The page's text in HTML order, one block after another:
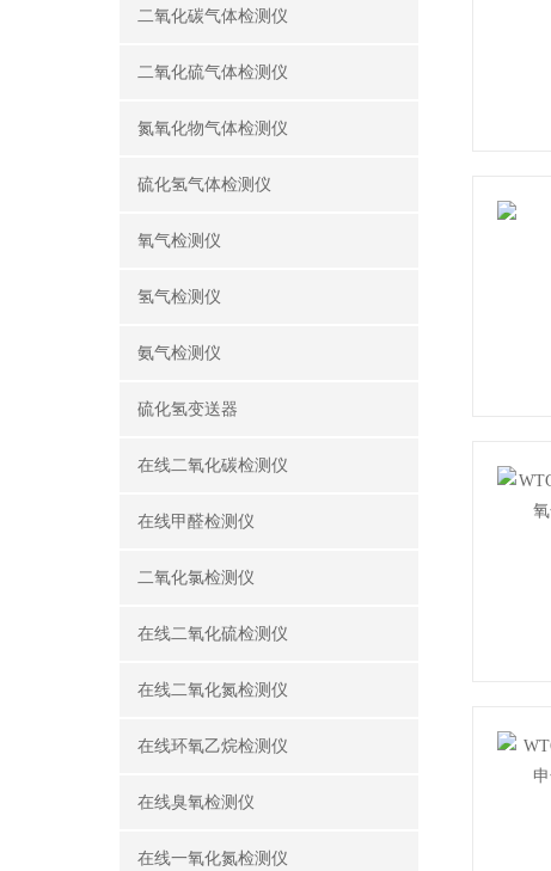
二氧化碳气体检测仪
二氧化硫气体检测仪
氮氧化物气体检测仪
硫化氢气体检测仪
氧气检测仪
氢气检测仪
氨气检测仪
硫化氢变送器
在线二氧化碳检测仪
在线甲醛检测仪
二氧化氯检测仪
在线二氧化硫检测仪
在线二氧化氮检测仪
在线环氧乙烷检测仪
在线臭氧检测仪
在线一氧化氮检测仪